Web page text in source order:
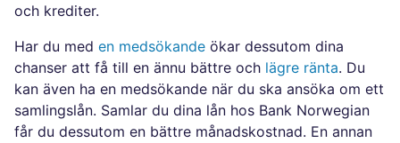
och krediter.
Har du med en medsökande ökar dessutom dina
chanser att få till en ännu bättre och lägre ränta. Du
kan även ha en medsökande när du ska ansöka om ett
samlingslån. Samlar du dina lån hos Bank Norwegian
får du dessutom en bättre månadskostnad. En annan